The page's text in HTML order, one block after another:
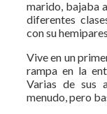
marido, bajaba
diferentes
con su
Vive en un
rampa en la
Varias de sus
menudo, pero